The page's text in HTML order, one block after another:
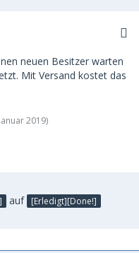
neuen Besitzer warten
Mit Versand kostet das
2019)
auf [Erledigt][Done!]